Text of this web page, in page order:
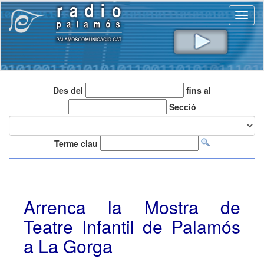
Des del
fins al
Secció
Terme clau
Arrenca la Mostra de
Teatre Infantil de Palamós
a La Gorga